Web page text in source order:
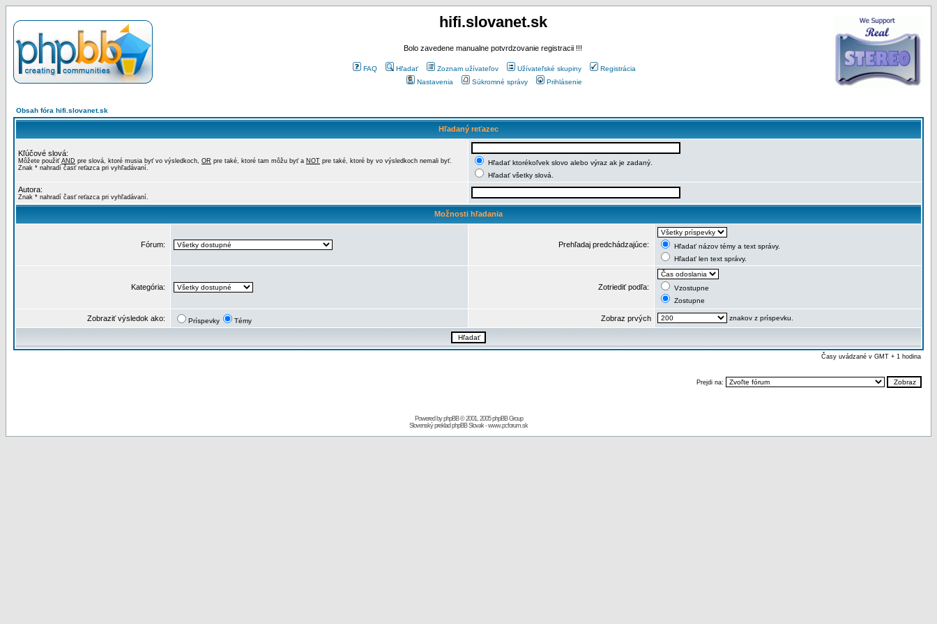
hifi.slovanet.sk
Bolo zavedene manualne potvrdzovanie registracii !!!
FAQ Hľadať Zoznam užívateľov Užívateľské skupiny
Registrácia
Nastavenia
Súkromné správy Prihlásenie
Obsah fóra hifi.slovanet.sk
Hľadaný reťazec
Kľúčové slová:
Môžete použiť AND pre slová, ktoré musia byť vo výsledkoch, OR pre také, ktoré tam môžu byť a NOT pre také, ktoré by vo výsledkoch nemali byť.
Znak * nahradí časť reťazca pri vyhľadávaní.
Hľadať ktorékoľvek slovo alebo výraz ak je zadaný.
Hľadať všetky slová.
Autora:
Znak * nahradí časť reťazca pri vyhľadávaní.
Možnosti hľadania
Fórum: Prehľadaj predchádzajúce:
Hľadať názov témy a text správy.
Hľadať len text správy.
Kategória: Zotriediť podľa:
Vzostupne
Zostupne
Zobraziť výsledok ako: Príspevky Témy Zobraz prvých znakov z príspevku.
Časy uvádzané v GMT + 1 hodina
Prejdi na:
Powered byphpBB© 2001, 2005 phpBB Group
Slovenský preklad phpBB Slovak-www.pcforum.sk